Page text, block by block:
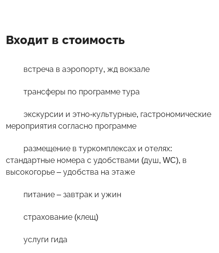
Входит в стоимость
встреча в аэропорту, жд вокзале
трансферы по программе тура
экскурсии и этно-культурные, гастрономические
мероприятия согласно программе
размещение в туркомплексах и отелях:
стандартные номера с удобствами (душ, WC), в
высокогорье – удобства на этаже
питание – завтрак и ужин
страхование (клещ)
услуги гида